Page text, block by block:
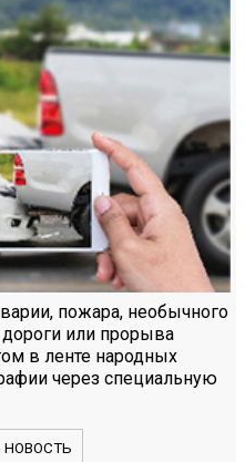
пожара, необычного
дороги или прорыва
в ленте народных
через специальную